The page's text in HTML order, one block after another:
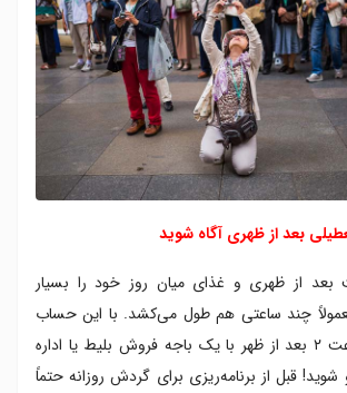
بعد از ظهری و غذای میان روز خود را بسیار
چند ساعتی هم طول می‌کشد. با این حساب
ممکن است در ساعت ۲ بعد از ظهر با یک باجه فروش بلیط یا اداره
قبل از برنامه‌ریزی برای گردش روزانه حتماً